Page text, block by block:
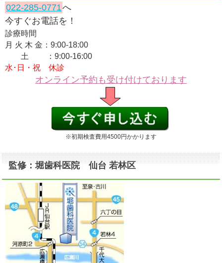
022-285-0771へ
今すぐお電話を！
診療時間
月 火 木 金：9:00-18:00
土 ：9:00-16:00
水･日・祝 休診
オンライン予約も受け付けております
※初期検査費用4500円かかります
監修：堀歯科医院 仙台 若林区